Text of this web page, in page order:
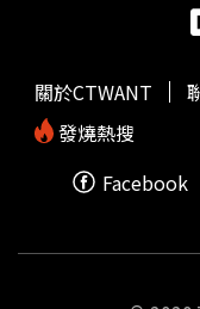
毆，勢必也對勇士
關於CTWANT
發燒熱搜
Facebook